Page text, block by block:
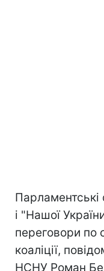
Парламентські
і "Нашої
переговори по
коаліції,
НСНУ Роман